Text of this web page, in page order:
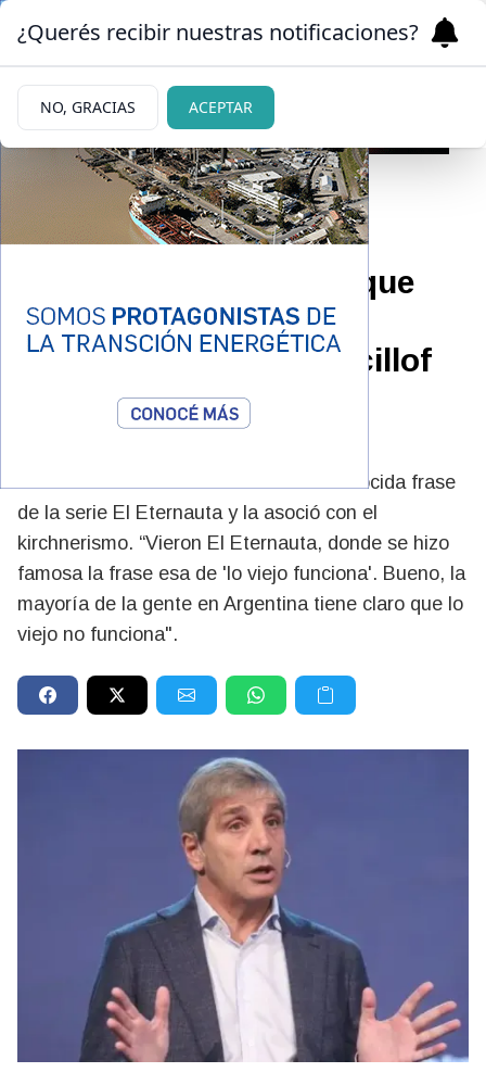
| 03/06/2026
Caputo polariza: "Aunque
haya una invasión
extraterrestre, Axel Kicillof
no va a ser presidente
nunca"
El Ministro de Economía recordó la conocida frase
de la serie El Eternauta y la asoció con el
kirchnerismo. “Vieron El Eternauta, donde se hizo
famosa la frase esa de 'lo viejo funciona'. Bueno, la
mayoría de la gente en Argentina tiene claro que lo
viejo no funciona".
¿Querés recibir nuestras notificaciones?
NO, GRACIAS ACEPTAR